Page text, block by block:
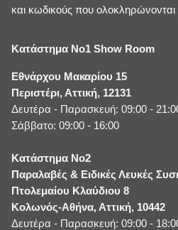
και κωδικούς που ολοκληρώνονται
Κατάστημα No1 Show Room
Εθνάρχου Μακαρίου 15
Περιστέρι, Αττική, 12131
Δευτέρα - Παρασκευή: 09:00 -
Σάββατο: 09:00 - 16:00
Κατάστημα No2
Παραλαβές & Ειδικές Λευκές
Πτολεμαίου Κλαύδιου 8
Κολωνός-Αθήνα, Αττική, 10442
Δευτέρα - Παρασκευή: 09:00 -